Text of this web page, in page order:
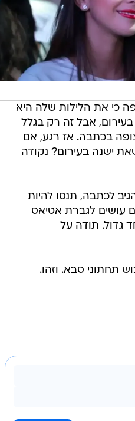
כי את הלילות שלה היא
אבל זה רק בגלל
בכתבה. אז רגע, אם
ישנה בעירום? נקודה
לכתבה, תנסו להיות
עושים לגברת אטיאס
גדול. תודה על
תחתוני סבא. וזהו.